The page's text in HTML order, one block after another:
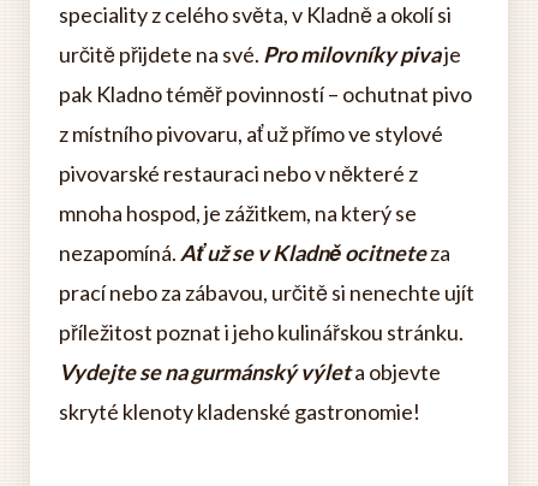
speciality z celého světa, v Kladně a okolí si
určitě přijdete na své. Pro milovníky pivaje
pak Kladno téměř povinností – ochutnat pivo
z místního pivovaru, ať už přímo ve stylové
pivovarské restauraci nebo v některé z
mnoha hospod, je zážitkem, na který se
nezapomíná. Ať už se v Kladně ocitneteza
prací nebo za zábavou, určitě si nenechte ujít
příležitost poznat i jeho kulinářskou stránku.
Vydejte se na gurmánský výleta objevte
skryté klenoty kladenské gastronomie!